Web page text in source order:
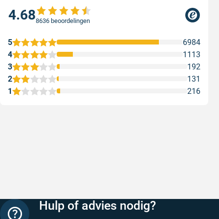
4.688636 beoordelingen
1 216
2 131
3 192
4 1113
5 6984
Hulp of advies nodig?